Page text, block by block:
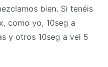
bien. Si tenéis
, como yo, 10seg a
y otros 10seg a vel 5